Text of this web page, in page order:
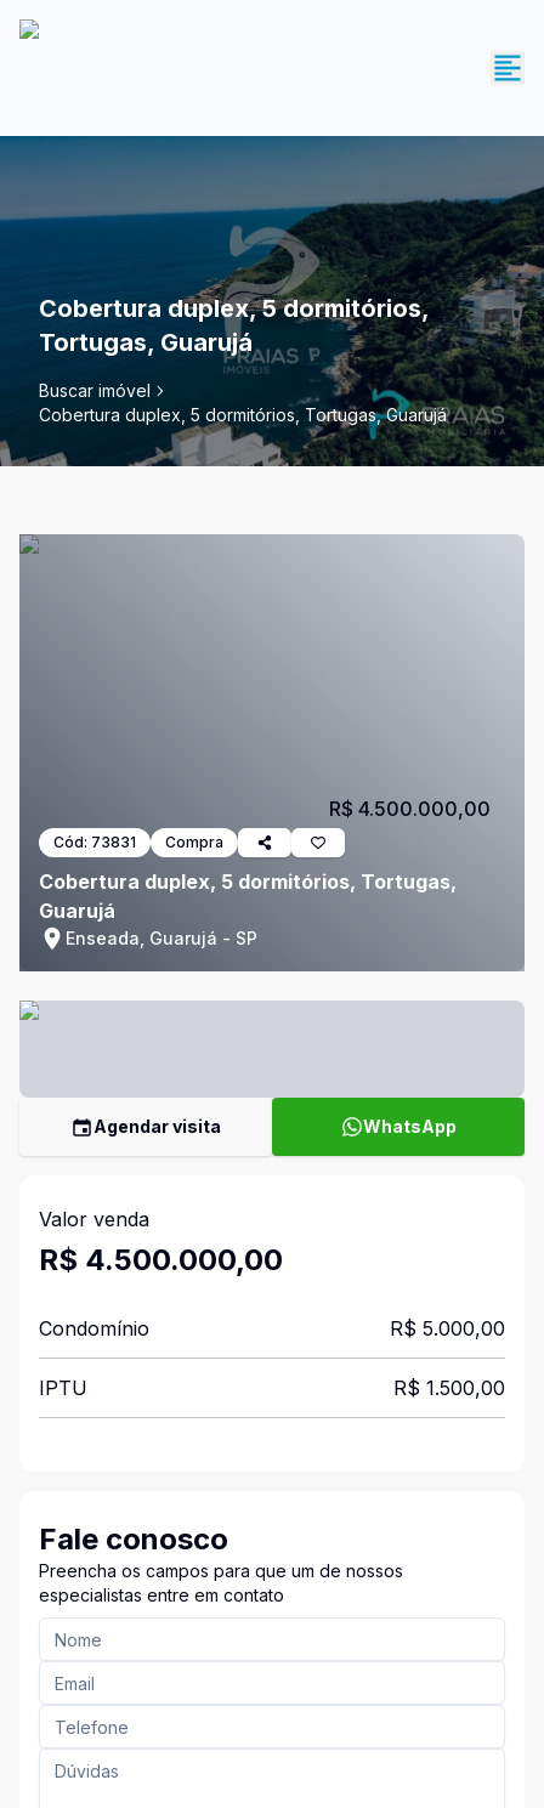
Cobertura duplex, 5 dormitórios,
Tortugas, Guarujá
Buscar imóvel
Cobertura duplex, 5 dormitórios, Tortugas, Guarujá
Cód: 73831 Compra
Cobertura duplex, 5 dormitórios, Tortugas,
Guarujá
Enseada, Guarujá - SP
R$ 4.500.000,00
Agendar visita WhatsApp
Valor venda
R$ 4.500.000,00
Condomínio R$ 5.000,00
IPTU R$ 1.500,00
Fale conosco
Preencha os campos para que um de nossos
especialistas entre em contato